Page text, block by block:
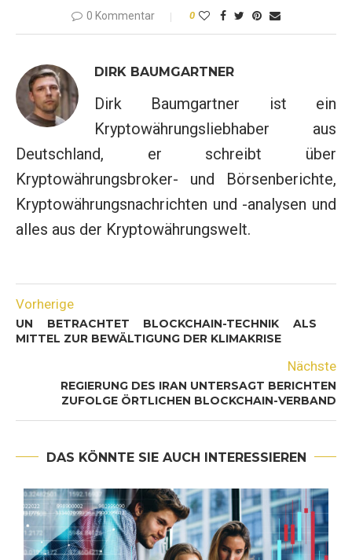
0 Kommentar 0
DIRK BAUMGARTNER
Dirk Baumgartner ist ein
Kryptowährungsliebhaber aus
Deutschland, er schreibt über
Kryptowährungsbroker- und Börsenberichte,
Kryptowährungsnachrichten und -analysen und
alles aus der Kryptowährungswelt.
Vorherige
UN BETRACHTET BLOCKCHAIN-TECHNIK ALS
MITTEL ZUR BEWÄLTIGUNG DER KLIMAKRISE
Nächste
REGIERUNG DES IRAN UNTERSAGT BERICHTEN
ZUFOLGE ÖRTLICHEN BLOCKCHAIN-VERBAND
DAS KÖNNTE SIE AUCH INTERESSIEREN